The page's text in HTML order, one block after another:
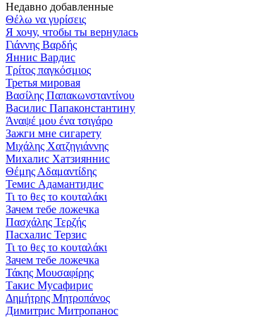
Недавно добавленные
Θέλω να γυρίσεις
Я хочу, чтобы ты вернулась
Γιάννης Βαρδής
Яннис Вардис
Τρίτος παγκόσμιος
Третья мировая
Βασίλης Παπακωνσταντίνου
Василис Папаконстантину
Άναψέ μου ένα τσιγάρο
Зажги мне сигарету
Μιχάλης Χατζηγιάννης
Михалис Хатзияннис
Θέμης Αδαμαντίδης
Темис Адамантидис
Τι το θες το κουταλάκι
Зачем тебе ложечка
Πασχάλης Τερζής
Пасхалис Терзис
Τι το θες το κουταλάκι
Зачем тебе ложечка
Τάκης Μουσαφίρης
Такис Мусафирис
Δημήτρης Μητροπάνος
Димитрис Митропанос